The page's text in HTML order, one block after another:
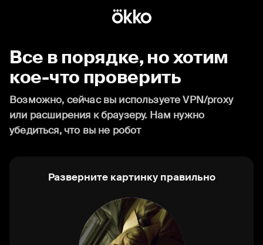
Все в порядке, но хотим
кое-что проверить
Возможно, сейчас вы используете VPN/proxy
или расширения к браузеру. Нам нужно
убедиться, что вы не робот
Разверните картинку правильно